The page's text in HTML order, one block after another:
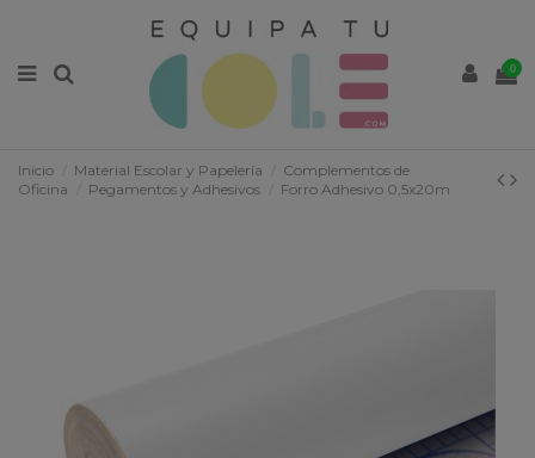
0
Inicio Material Escolar y Papelería
Complementos de
Oficina
Pegamentos y Adhesivos Forro Adhesivo 0,5x20m